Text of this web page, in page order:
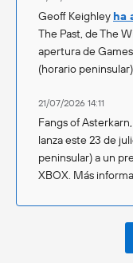
Geoff Keighley ha
The Past, de The
apertura de
(horario
21/07/2026 14:11
Fangs of
lanza este 23 de
peninsular) a un
XBOX. Más